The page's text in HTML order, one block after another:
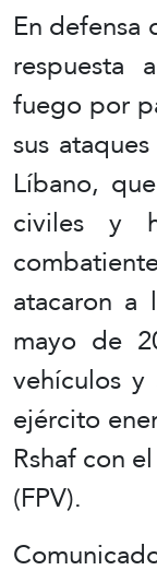
En
fuego por
sus
Líbano,
civiles y
atacaron
mayo de
vehículos
ejército
Rshaf con
(FPV).